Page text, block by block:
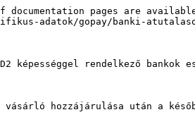
pages are
adatok/gopay/banki-
rendelkező bankok
vásárló hozzájárulása után a